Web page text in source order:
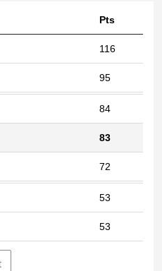
Pts
116
95
84
83
72
53
53